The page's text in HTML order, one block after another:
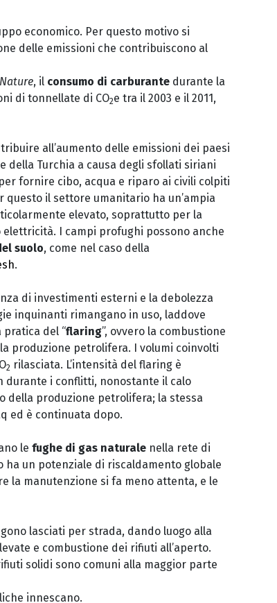
economico. Per questo motivo si
delle emissioni che contribuiscono al
Nature, il consumo di carburante durante la
di tonnellate di CO2e tra il 2003 e il 2011,
all’aumento delle emissioni dei paesi
della Turchia a causa degli sfollati siriani
fornire cibo, acqua e riparo ai civili colpiti
il settore umanitario ha un’ampia
elevato, soprattutto per la
I campi profughi possono anche
suolo, come nel caso della
.
di investimenti esterni e la debolezza
inquinanti rimangano in uso, laddove
del “flaring”, ovvero la combustione
produzione petrolifera. I volumi coinvolti
2 rilasciata. L’intensità del flaring è
durante i conflitti, nonostante il calo
della produzione petrolifera; la stessa
ed è continuata dopo.
le fughe di gas naturale nella rete di
un potenziale di riscaldamento globale
la manutenzione si fa meno attenta, e le
lasciati per strada, dando luogo alla
e combustione dei rifiuti all’aperto.
solidi sono comuni alla maggior parte
innescano.